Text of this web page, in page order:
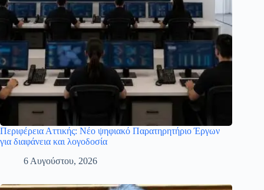
Περιφέρεια Αττικής: Νέο ψηφιακό Παρατηρητήριο Έργων
για διαφάνεια και λογοδοσία
6 Αυγούστου, 2026